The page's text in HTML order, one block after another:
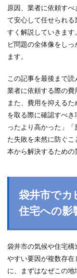
原因、業者に依頼す
て安心して任せられ
すく解説していきま
ビ問題の全体像をし
ます。
この記事を最後まで
業者に依頼する際の費
また、費用を抑える
を取る際に確認すべ
ったより高かった」
た失敗を未然に防ぐ
本から解決するための
袋井市でカ
住宅への影
袋井市の気候や住宅
やすい要因が複数存
に、まずはなぜこの